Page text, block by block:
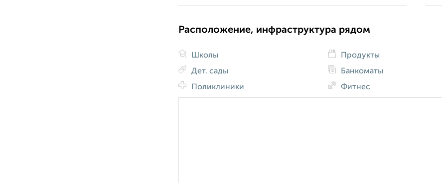
Расположение, инфраструктура рядом
Школы
Дет. сады
Поликлиники
Продукты
Банкоматы
Фитнес